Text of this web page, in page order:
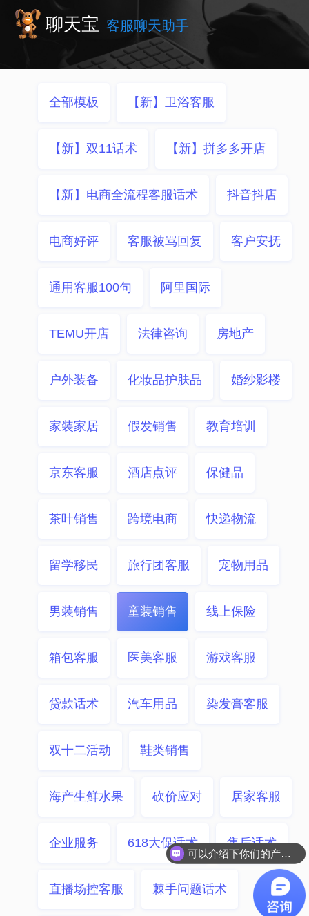
聊天宝 客服聊天助手
全部模板 【新】卫浴客服
【新】双11话术 【新】拼多多开店
【新】电商全流程客服话术 抖音抖店
电商好评 客服被骂回复 客户安抚
通用客服100句 阿里国际
TEMU开店 法律咨询 房地产
户外装备 化妆品护肤品 婚纱影楼
家装家居 假发销售 教育培训
京东客服 酒店点评 保健品
茶叶销售 跨境电商 快递物流
留学移民 旅行团客服 宠物用品
男装销售 童装销售 线上保险
箱包客服 医美客服 游戏客服
贷款话术 汽车用品 染发膏客服
双十二活动 鞋类销售
海产生鲜水果 砍价应对 居家客服
企业服务 618大促话术 售后话术
直播场控客服 棘手问题话术
可以介绍下你们的产品么？